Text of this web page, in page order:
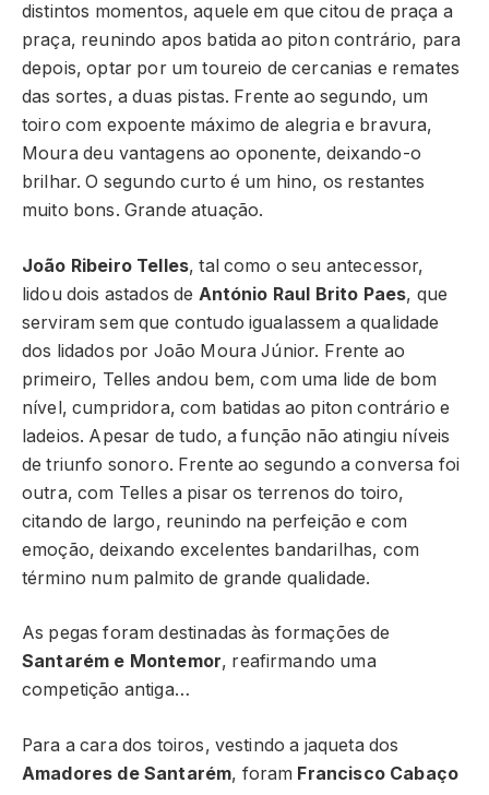
distintos momentos, aquele em que citou de praça a
praça, reunindo apos batida ao piton contrário, para
depois, optar por um toureio de cercanias e remates
das sortes, a duas pistas. Frente ao segundo, um
toiro com expoente máximo de alegria e bravura,
Moura deu vantagens ao oponente, deixando-o
brilhar. O segundo curto é um hino, os restantes
muito bons. Grande atuação.
João Ribeiro Telles, tal como o seu antecessor,
lidou dois astados de António Raul Brito Paes, que
serviram sem que contudo igualassem a qualidade
dos lidados por João Moura Júnior. Frente ao
primeiro, Telles andou bem, com uma lide de bom
nível, cumpridora, com batidas ao piton contrário e
ladeios. Apesar de tudo, a função não atingiu níveis
de triunfo sonoro. Frente ao segundo a conversa foi
outra, com Telles a pisar os terrenos do toiro,
citando de largo, reunindo na perfeição e com
emoção, deixando excelentes bandarilhas, com
término num palmito de grande qualidade.
As pegas foram destinadas às formações de
Santarém e Montemor, reafirmando uma
competição antiga…
Para a cara dos toiros, vestindo a jaqueta dos
Amadores de Santarém, foram Francisco Cabaço